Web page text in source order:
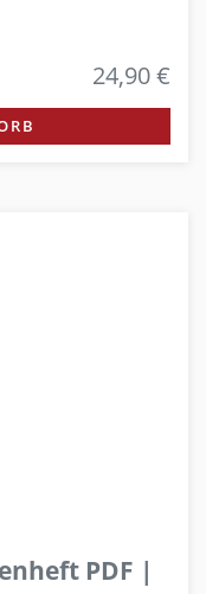
24,90 €
PDF |